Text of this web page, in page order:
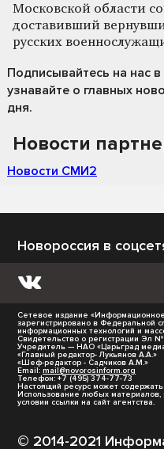
Московской области
доставивший
русских
Подписывайтесь на нас в
узнавайте о главных
дня.
Новости
Новости СМИ2
Новороссия в
Сетевое издание
зарегистрировано в Федеральной
информационных технологий и
Свидетельство о регистрации Эл
Учредитель — НАО «Царьград
«Главный редактор- Лукьянов А.А.»
«Шеф-редактор - Садчиков А.М.»
Email: mail@novorosinform.org
Телефон: +7 (495) 374-77-73
Настоящий ресурс может
Использование любых
условии ссылки на сайт агентства.
© 2014-2021